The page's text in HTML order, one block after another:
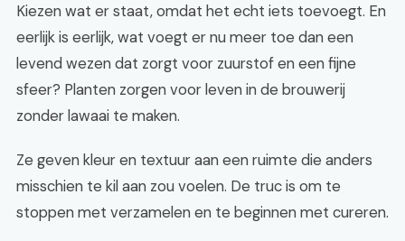
Kiezen wat er staat, omdat het echt iets toevoegt. En
eerlijk is eerlijk, wat voegt er nu meer toe dan een
levend wezen dat zorgt voor zuurstof en een fijne
sfeer? Planten zorgen voor leven in de brouwerij
zonder lawaai te maken.
Ze geven kleur en textuur aan een ruimte die anders
misschien te kil aan zou voelen. De truc is om te
stoppen met verzamelen en te beginnen met cureren.